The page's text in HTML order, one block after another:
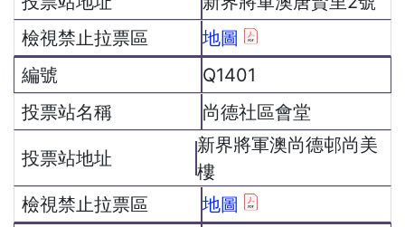
地圖
Q1401
尚德社區會堂
新界將軍澳尚德邨尚美
樓
地圖